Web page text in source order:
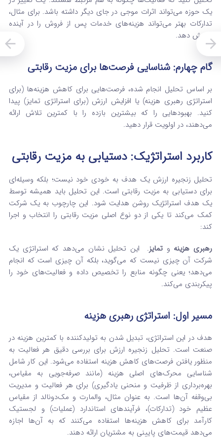
یک حوزه می‌تواند اثرات موجی در جای دیگر داشته باشد. برای مثال،
تدارکات بهتر می‌تواند هزینه‌های خدمات پس از فروش را در آینده
کاهش دهد.
گام چهارم: شناسایی فرصت‌ها برای مزیت رقابتی
بر اساس تحلیل انجام شده، فرصت‌هایی برای کاهش هزینه‌ها (برای
استراتژی رهبری هزینه) یا افزایش ارزش (برای استراتژی تمایز) پیدا
کنید. بهبودهایی را که بیشترین بازده را با کمترین تلاش ارائه
می‌دهند، در اولویت قرار دهید.
کاربرد استراتژیک: دستیابی به مزیت رقابتی
تحلیل زنجیره ارزش یک هدف به خودی خود نیست؛ بلکه وسیله‌ای
برای دستیابی به مزیت رقابتی است. این تحلیل باید همیشه توسط
یک هدف استراتژیک روشن هدایت شود. این چارچوب به یک شرکت
کمک می‌کند تا یکی از دو نوع اصلی مزیت رقابتی را انتخاب و اجرا
کند:
رهبری هزینه و تمایز.
این تحلیل نشان می‌دهد که استراتژی یک
شرکت آن چیزی نیست که می‌گوید، بلکه آن چیزی است که انجام
می‌دهد؛ یعنی چگونه منابع را تخصیص داده و فعالیت‌های خود را
پیکربندی می‌کند.
مسیر اول: استراتژی رهبری هزینه
هدف در این استراتژی، تبدیل شدن به تولیدکننده با کمترین هزینه در
صنعت است. تحلیل زنجیره ارزش برای بررسی دقیق هر فعالیت به
منظور یافتن فرصت‌های کاهش هزینه استفاده می‌شود. این کار شامل
شناسایی محرک‌های اصلی هزینه (مانند صرفه‌جویی به مقیاس،
بهره‌برداری از ظرفیت و منحنی یادگیری) برای هر فعالیت و مدیریت
بی‌وقفه آن‌ها است. به عنوان مثال، والمارت و مک‌دونالد از مقیاس
عظیم خود (تدارکات)، فرآیندهای استاندارد (عملیات) و لجستیک
کارآمد برای کاهش هزینه‌ها استفاده می‌کنند که به آن‌ها اجازه
می‌دهد قیمت‌های پایینی به مشتریان ارائه دهند.